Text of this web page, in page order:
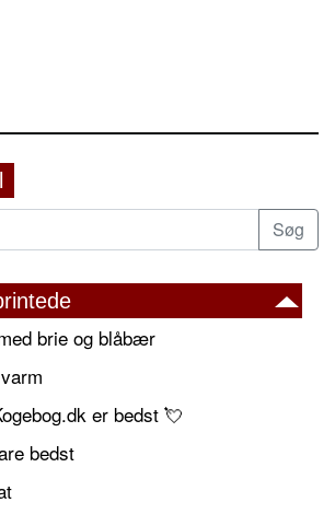
brie og blåbær
er bedst 💘
bedst